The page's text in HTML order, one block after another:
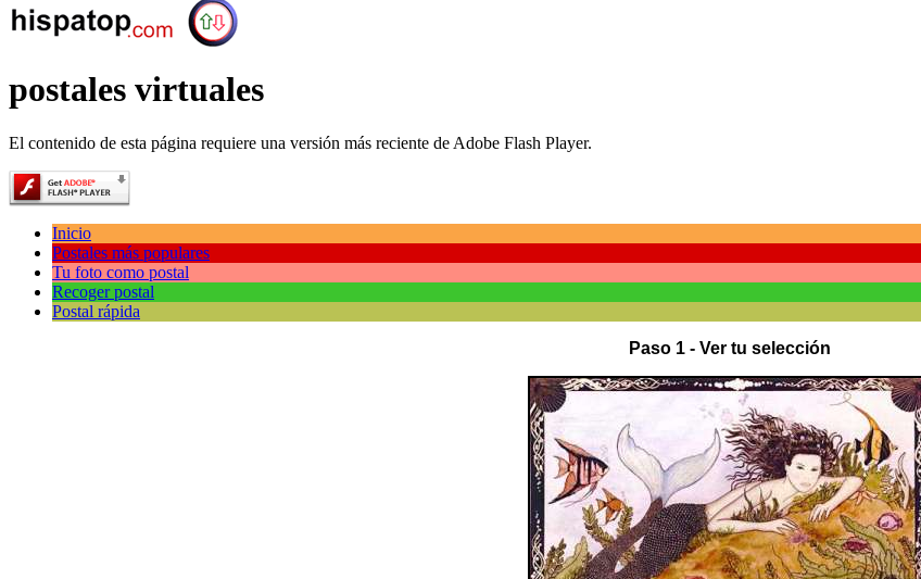
postales virtuales
El contenido de esta página requiere una versión más reciente de Adobe Flash Player.
Inicio
Postales más populares
Tu foto como postal
Recoger postal
Postal rápida
Paso 1 - Ver tu selección